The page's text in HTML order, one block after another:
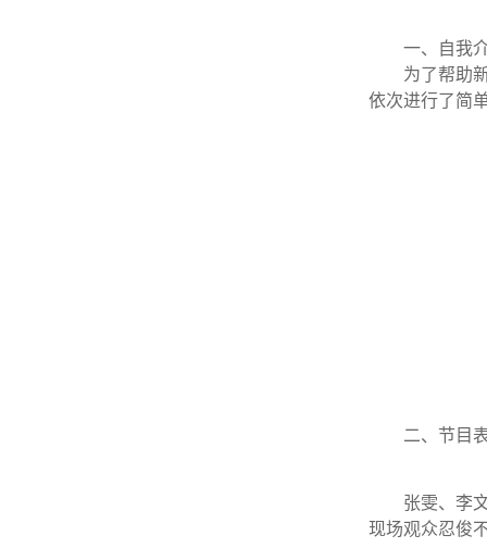
一、自我
为了帮助
依次进行了简
二、节目
张雯、李
现场观众忍俊